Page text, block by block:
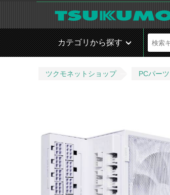
カテゴリから探す
ツクモネットショップ PCパーツ